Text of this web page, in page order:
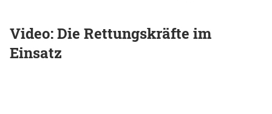
Video: Die Rettungskräfte im
Einsatz